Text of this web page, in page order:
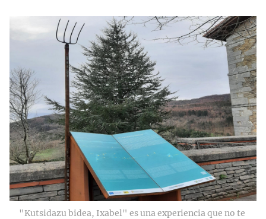
"Kutsidazu bidea, Ixabel" es una experiencia que no te